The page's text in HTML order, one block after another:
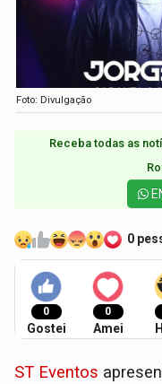
Foto: Divulgação
Receba todas as
0
0
Gostei
0
Amei
ST Eventos